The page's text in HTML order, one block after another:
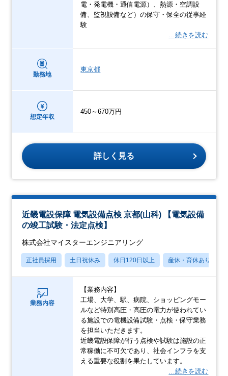
電・発電機・通信電源）、熱源・空調設
備、監視設備など）の保守・保全の従事経
験
…続きを読む
勤務地
東京都
想定年収
450～670万円
詳しく見る
近畿電設保障 電気設備点検 京都(山科) 【電気設備
の竣工試験・法定点検】
株式会社マイスターエンジニアリング
正社員採用 土日祝休み 休日120日以上 産休・育休あり
業務内容
【業務内容】
工場、大学、駅、病院、ショッピングモー
ルなど特別高圧・高圧の電力が使われてい
る施設での電機設備試験・点検・保守業務
を担当いただきます。
近畿電設保障が行う点検や試験は施設の正
常稼働に不可欠であり、社会インフラを支
える重要な役割を果たしています。
…続きを読む